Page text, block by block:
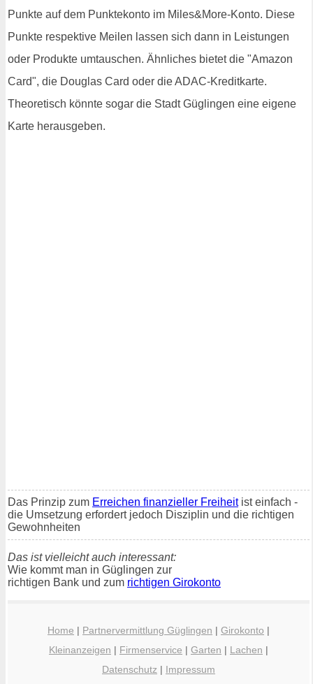
Punkte auf dem Punktekonto im Miles&More-Konto. Diese
Punkte respektive Meilen lassen sich dann in Leistungen
oder Produkte umtauschen. Ähnliches bietet die "Amazon
Card", die Douglas Card oder die ADAC-Kreditkarte.
Theoretisch könnte sogar die Stadt Güglingen eine eigene
Karte herausgeben.
Das Prinzip zum Erreichen finanzieller Freiheitist einfach -
die Umsetzung erfordert jedoch Disziplin und die richtigen
Gewohnheiten
Das ist vielleicht auch interessant:
Wie kommt man in Güglingen zur
richtigen Bank und zum richtigen Girokonto
Home | Partnervermittlung Güglingen | Girokonto |
Kleinanzeigen | Firmenservice | Garten | Lachen |
Datenschutz | Impressum